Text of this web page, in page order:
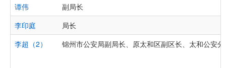
谭伟
副局长
李印庭
局长
李超（2）
锦州市公安局副局长、原太和区副区长、太和公安